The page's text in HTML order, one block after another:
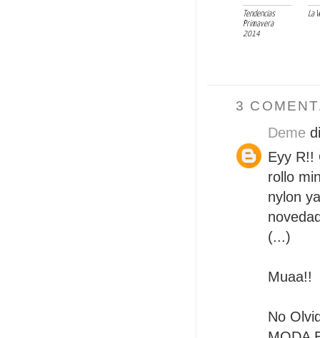
Tendencias
Primavera
2014
La
3
Deme
Eyy R!!
rollo
nylon
(...)
Muaa!!
No